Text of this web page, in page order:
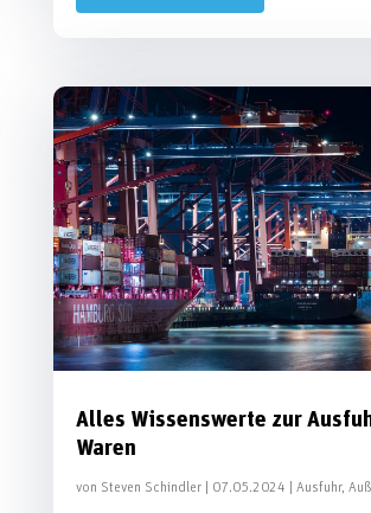
Alles Wissenswerte zur
Waren
von Steven Schindler| 07.05.2024 Ausfuhr,